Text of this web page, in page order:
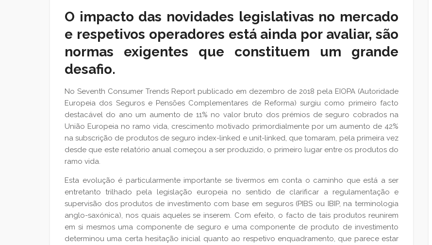
O impacto das novidades legislativas no mercado
e respetivos operadores está ainda por avaliar, são
normas exigentes que constituem um grande
desafio.
No Seventh Consumer Trends Report publicado em dezembro de 2018 pela EIOPA (Autoridade
Europeia dos Seguros e Pensões Complementares de Reforma) surgiu como primeiro facto
destacável do ano um aumento de 11% no valor bruto dos prémios de seguro cobrados na
União Europeia no ramo vida, crescimento motivado primordialmente por um aumento de 42%
na subscrição de produtos de seguro index-linked e unit-linked, que tomaram, pela primeira vez
desde que este relatório anual começou a ser produzido, o primeiro lugar entre os produtos do
ramo vida.
Esta evolução é particularmente importante se tivermos em conta o caminho que está a ser
entretanto trilhado pela legislação europeia no sentido de clarificar a regulamentação e
supervisão dos produtos de investimento com base em seguros (PIBS ou IBIP, na terminologia
anglo-saxónica), nos quais aqueles se inserem. Com efeito, o facto de tais produtos reunirem
em si mesmos uma componente de seguro e uma componente de produto de investimento
determinou uma certa hesitação inicial quanto ao respetivo enquadramento, que parece estar